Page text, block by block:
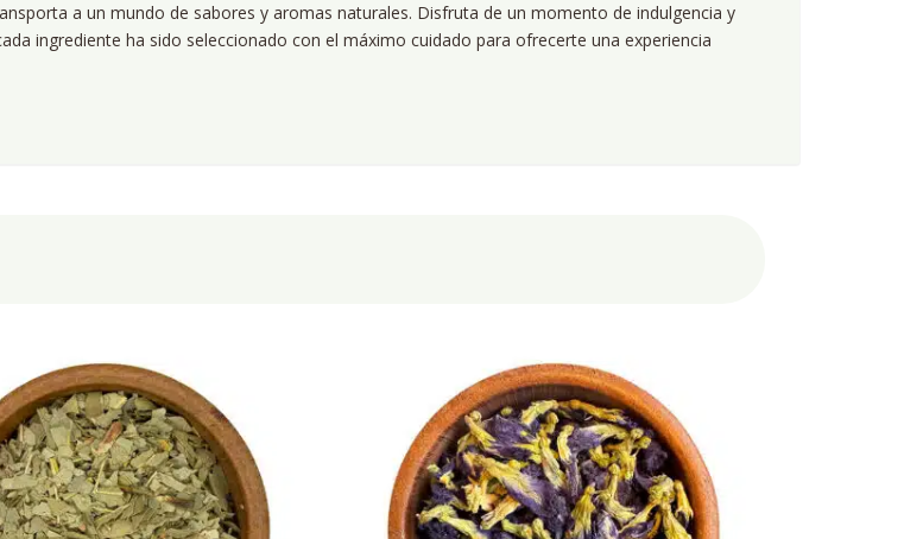
a un mundo de sabores y aromas naturales. Disfruta de un momento de indulgencia y
ingrediente ha sido seleccionado con el máximo cuidado para ofrecerte una experiencia